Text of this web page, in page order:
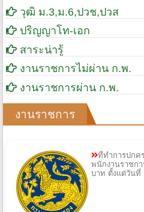
วุฒิ ม.3,ม.6,ปวช,ปวส
ปริญญาโท-เอก
สาระน่ารู้
งานราชการไม่ผ่าน ก.พ.
งานราชการผ่าน ก.พ.
งานราชการ
ที่ทำการปกค
พนักงานราชกา
บาท ตั้งแต่วันที่